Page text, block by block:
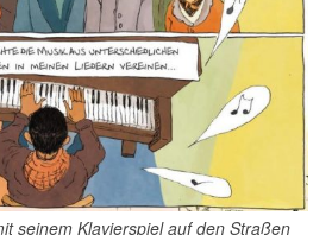
seinem Klavierspiel auf den Straßen